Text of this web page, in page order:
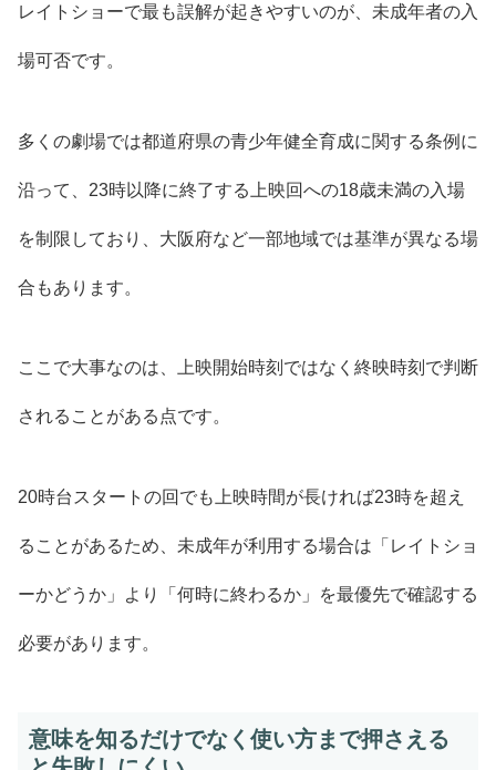
レイトショーで最も誤解が起きやすいのが、未成年者の入
場可否です。
多くの劇場では都道府県の青少年健全育成に関する条例に
沿って、23時以降に終了する上映回への18歳未満の入場
を制限しており、大阪府など一部地域では基準が異なる場
合もあります。
ここで大事なのは、上映開始時刻ではなく終映時刻で判断
されることがある点です。
20時台スタートの回でも上映時間が長ければ23時を超え
ることがあるため、未成年が利用する場合は「レイトショ
ーかどうか」より「何時に終わるか」を最優先で確認する
必要があります。
意味を知るだけでなく使い方まで押さえる